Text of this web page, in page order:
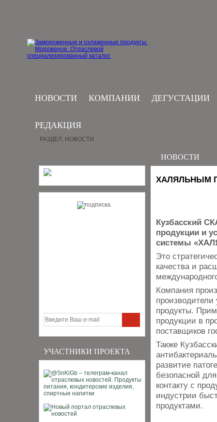
НОВОСТИ КОМПАНИИ ДЕГУСТАЦИИ
РЕДАКЦИЯ
УЧАСТНИКИ ПРОЕКТА
РАЗДЕЛ: НОВОСТИ
НОВОСТИ
ХАЛЯЛЬНЫМ
Кузбасский
продукции и
системы
Это
качества и
Компания
продукты.
продукции в
поставщиков
Также
развитие
безопасной
контакту с
индустрии
продуктами.